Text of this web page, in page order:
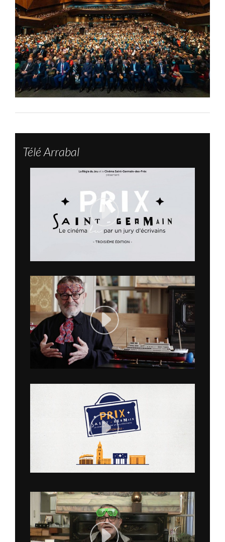
Télé Arrabal